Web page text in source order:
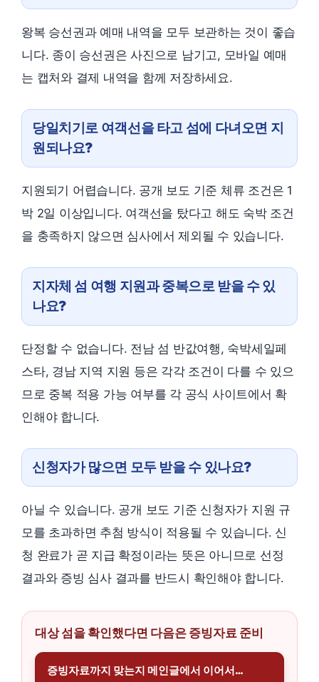
왕복 승선권과 예매 내역을 모두 보관하는 것이 좋습
니다. 종이 승선권은 사진으로 남기고, 모바일 예매
는 캡처와 결제 내역을 함께 저장하세요.
당일치기로 여객선을 타고 섬에 다녀오면 지
원되나요?
지원되기 어렵습니다. 공개 보도 기준 체류 조건은 1
박 2일 이상입니다. 여객선을 탔다고 해도 숙박 조건
을 충족하지 않으면 심사에서 제외될 수 있습니다.
지자체 섬 여행 지원과 중복으로 받을 수 있
나요?
단정할 수 없습니다. 전남 섬 반값여행, 숙박세일페
스타, 경남 지역 지원 등은 각각 조건이 다를 수 있으
므로 중복 적용 가능 여부를 각 공식 사이트에서 확
인해야 합니다.
신청자가 많으면 모두 받을 수 있나요?
아닐 수 있습니다. 공개 보도 기준 신청자가 지원 규
모를 초과하면 추첨 방식이 적용될 수 있습니다. 신
청 완료가 곧 지급 확정이라는 뜻은 아니므로 선정
결과와 증빙 심사 결과를 반드시 확인해야 합니다.
대상 섬을 확인했다면 다음은 증빙자료 준비
증빙자료까지 맞는지 메인글에서 이어서…